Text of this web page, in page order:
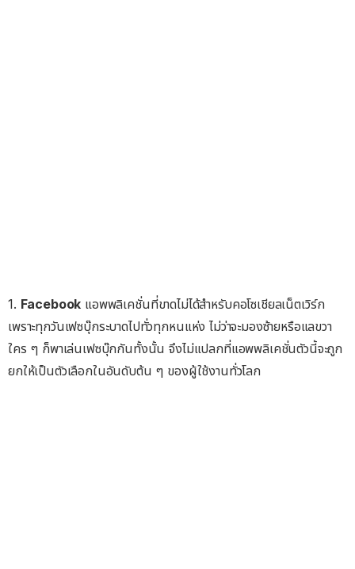
1. Facebook แอพพลิเคชั่นที่ขาดไม่ได้สำหรับคอโซเชียลเน็ตเวิร์ก
เพราะทุกวันเฟซบุ๊กระบาดไปทั่วทุกหนแห่ง ไม่ว่าจะมองซ้ายหรือแลขวา
ใคร ๆ ก็พาเล่นเฟซบุ๊กกันทั้งนั้น จึงไม่แปลกที่แอพพลิเคชั่นตัวนี้จะถูก
ยกให้เป็นตัวเลือกในอันดับต้น ๆ ของผู้ใช้งานทั่วโลก